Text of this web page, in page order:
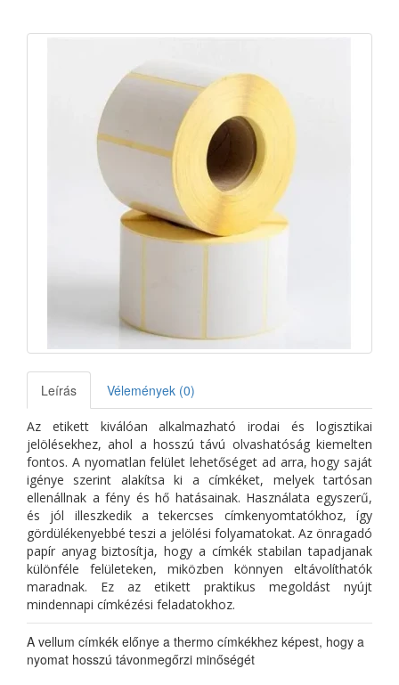
Leírás Vélemények (0)
Az etikett kiválóan alkalmazható irodai és logisztikai
jelölésekhez, ahol a hosszú távú olvashatóság kiemelten
fontos. A nyomatlan felület lehetőséget ad arra, hogy saját
igénye szerint alakítsa ki a címkéket, melyek tartósan
ellenállnak a fény és hő hatásainak. Használata egyszerű,
és jól illeszkedik a tekercses címkenyomtatókhoz, így
gördülékenyebbé teszi a jelölési folyamatokat. Az önragadó
papír anyag biztosítja, hogy a címkék stabilan tapadjanak
különféle felületeken, miközben könnyen eltávolíthatók
maradnak. Ez az etikett praktikus megoldást nyújt
mindennapi címkézési feladatokhoz.
A vellum címkék előnye a thermo címkékhez képest, hogy a
nyomat hosszú távonmegőrzi minőségét